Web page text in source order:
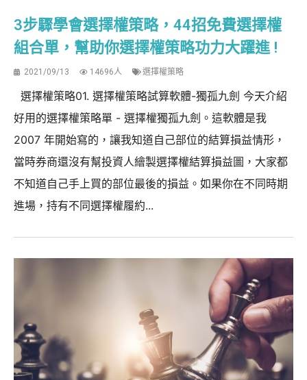
3步驟學會選擇權策略，44招免費選擇權
組合單，幫助你選擇權策略功力大躍進 !
2021/09/13 14696人 選擇權策略
選擇權策略01. 選擇權策略試算軟體-獨孤九劍 今天介紹
好用的選擇權策略單 - 選擇權獨孤九劍。這軟體是我
2007 年開始寫的，讓我知道自己部位的結算損益情形，
當時券商還沒有幫投資人繪製選擇權結算損益圖，大家都
不知道自己手上買的部位最後的損益。如果你在不同時期
進場，持有不同選擇權履約...